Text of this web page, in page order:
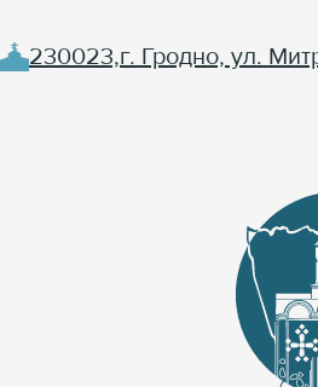
230023,г. Гродно, ул.